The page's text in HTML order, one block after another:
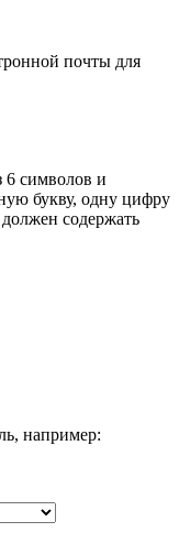
почты для
6 символов и
букву, одну цифру
содержать
например: